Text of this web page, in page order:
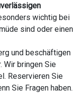
wichtig bei
sind oder einen
und beschäftigen
Wir bringen Sie
Reservieren Sie
Sie Fragen haben.